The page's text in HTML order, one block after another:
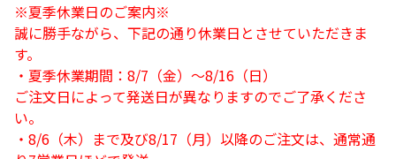
※夏季休業日のご案内※
誠に勝手ながら、下記の通り休業日とさせていただきま
す。
・夏季休業期間：8/7（金）～8/16（日）
ご注文日によって発送日が異なりますのでご了承くださ
い。
・8/6（木）まで及び8/17（月）以降のご注文は、通常通